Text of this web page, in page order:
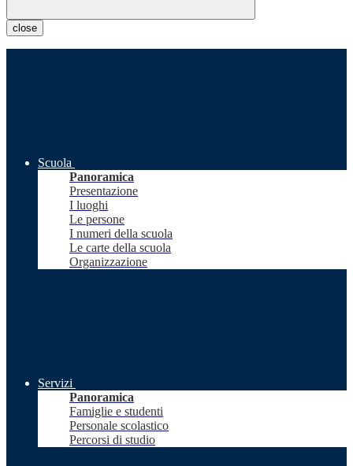
close
Scuola
Panoramica
Presentazione
I luoghi
Le persone
I numeri della scuola
Le carte della scuola
Organizzazione
Servizi
Panoramica
Famiglie e studenti
Personale scolastico
Percorsi di studio